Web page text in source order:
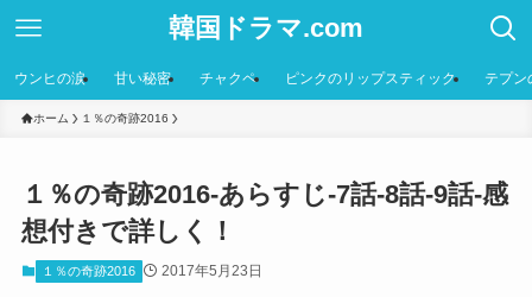
韓国ドラマ.com
ウンヒの涙 甘い秘密 チャクペ ピンクのリップスティック テプン
ホーム １％の奇跡2016
１％の奇跡2016-あらすじ-7話-8話-9話-感
想付きで詳しく！
１％の奇跡2016 2017年5月23日